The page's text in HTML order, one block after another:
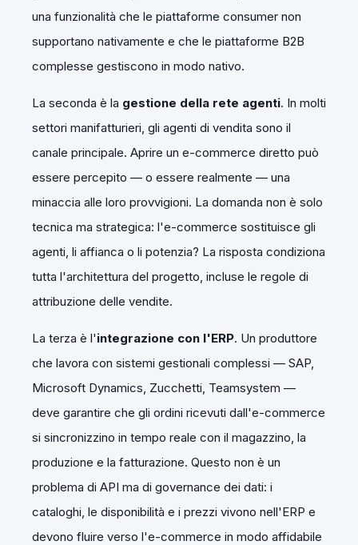
una funzionalità che le piattaforme consumer non
supportano nativamente e che le piattaforme B2B
complesse gestiscono in modo nativo.
La seconda è la gestione della rete agenti. In molti
settori manifatturieri, gli agenti di vendita sono il
canale principale. Aprire un e-commerce diretto può
essere percepito — o essere realmente — una
minaccia alle loro provvigioni. La domanda non è solo
tecnica ma strategica: l'e-commerce sostituisce gli
agenti, li affianca o li potenzia? La risposta condiziona
tutta l'architettura del progetto, incluse le regole di
attribuzione delle vendite.
La terza è l'integrazione con l'ERP. Un produttore
che lavora con sistemi gestionali complessi — SAP,
Microsoft Dynamics, Zucchetti, Teamsystem —
deve garantire che gli ordini ricevuti dall'e-commerce
si sincronizzino in tempo reale con il magazzino, la
produzione e la fatturazione. Questo non è un
problema di API ma di governance dei dati: i
cataloghi, le disponibilità e i prezzi vivono nell'ERP e
devono fluire verso l'e-commerce in modo affidabile